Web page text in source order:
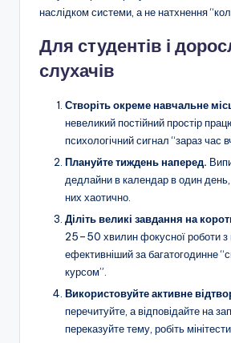
наслідком системи, а не натхнення
Для студентів і
слухачів
Створіть окреме навчальне
невеликий постійний простір
психологічний сигнал “зараз час
Плануйте тиждень наперед.
дедлайни в календар в один
них хаотично.
Діліть великі завдання на
25–50 хвилин фокусної роботи з
ефективніший за багатогодинне
курсом”.
Використовуйте активне
перечитуйте, а відповідайте на
переказуйте тему, робіть